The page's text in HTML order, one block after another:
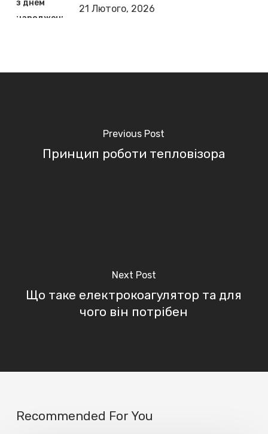
21 Лютого, 2026
Previous Post
Принцип роботи тепловізора
Next Post
Що таке електрокоагулятор та для
чого він потрібен
Recommended For You